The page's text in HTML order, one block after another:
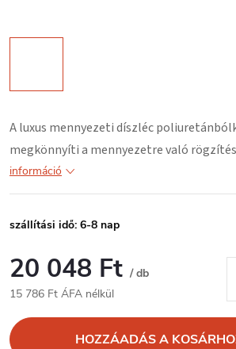
A luxus mennyezeti díszlécpoliuretánból
megkönnyíti a mennyezetre való
információ
szállítási idő: 6-8 nap
20 048 Ft / db
15 786 Ft ÁFA nélkül
HOZZÁADÁS A